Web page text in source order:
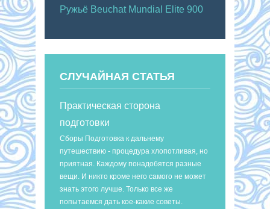
Ружьё Beuchat Mundial Elite 900
СЛУЧАЙНАЯ СТАТЬЯ
Практическая сторона
подготовки
Сборы Подготовка к дальнему
путешествию - процедура хлопотливая, но
приятная. Каждому понадобятся разные
вещи. И никто кроме него самого не может
знать этого лучше. Только все же
попытаемся дать кое-какие советы.